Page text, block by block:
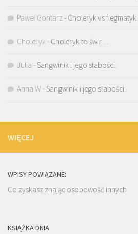
Paweł Gontarz - Choleryk vs flegmatyk.
Choleryk- Choleryk to świr…
Julia - Sangwinik i jego słabości.
Anna W - Sangwinik i jego słabości.
WIĘCEJ
WPISY POWIĄZANE:
Co zyskasz znając osobowość innych
KSIĄŻKA DNIA